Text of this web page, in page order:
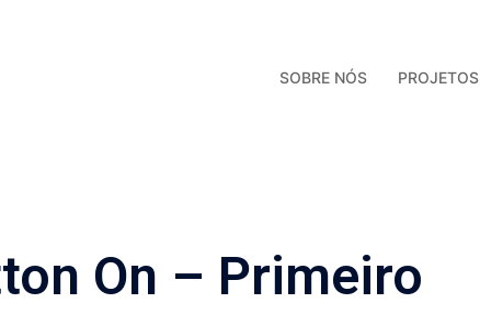
SOBRE NÓS PROJETOS
On – Primeiro